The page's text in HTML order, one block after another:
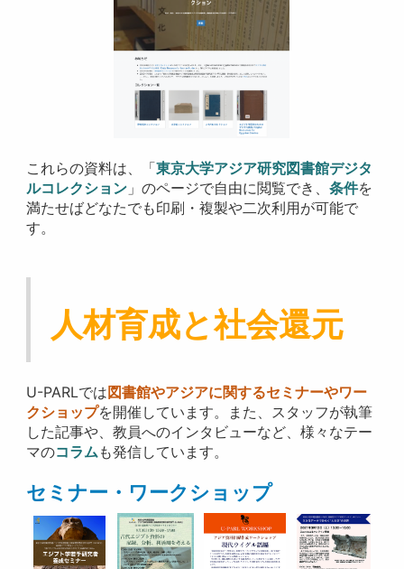
これらの資料は、「東京大学アジア研究図書館デジタ
ルコレクション 」のページで自由に閲覧でき、条件を
満たせばどなたでも印刷・複製や二次利用が可能で
す。
人材育成と社会還元
U-PARLでは図書館やアジアに関するセミナーやワー
クショップを開催しています。また、スタッフが執筆
した記事や、教員へのインタビューなど、様々なテー
マのコラム も発信しています。
セミナー・ワークショップ